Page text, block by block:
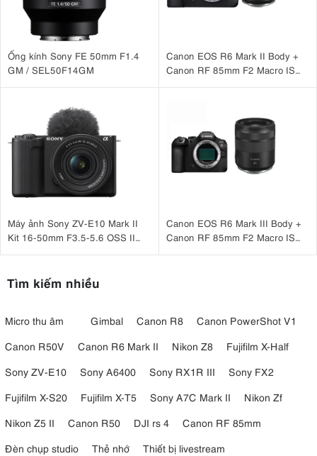
Ống kính Sony FE 50mm F1.4
GM / SEL50F14GM
Canon EOS R6 Mark II Body +
Canon RF 85mm F2 Macro IS
Máy ảnh Sony ZV-E10 Mark II
Kit 16-50mm F3.5-5.6 OSS II
Canon EOS R6 Mark III Body +
Canon RF 85mm F2 Macro IS
Tìm kiếm nhiều
Micro thu âm Gimbal Canon R8
Canon PowerShot V1
Canon R50V
Canon R6 Mark II Nikon Z8
Fujifilm X-Half
Sony ZV-E10
Sony A6400 Sony RX1R III
Sony FX2
Fujifilm X-S20
Fujifilm X-T5 Sony A7C Mark II
Nikon Zf
Nikon Z5 II
Canon R50 DJI rs 4
Canon RF 85mm
Đèn chụp studio
Thẻ nhớ
Thiết bị livestream